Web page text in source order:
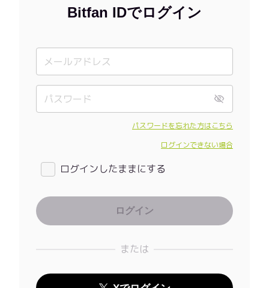
Bitfan IDでログイン
パスワードを忘れた方はこちら
ログインできない場合
ログインしたままにする
または